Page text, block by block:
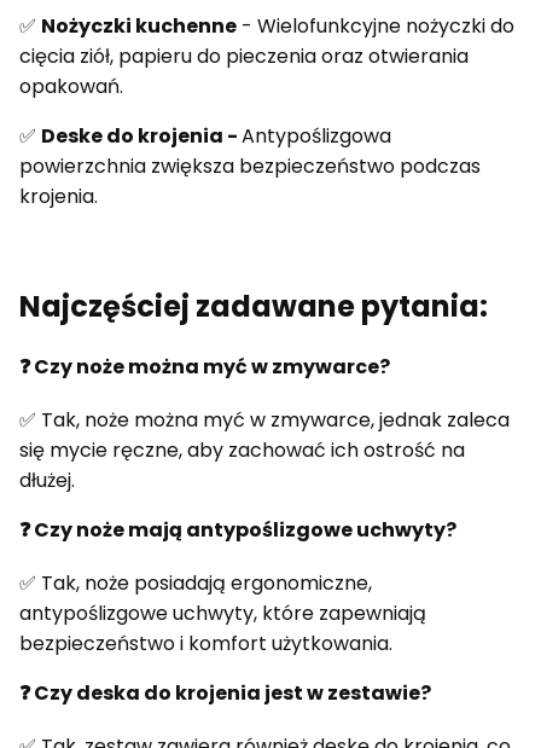
✅ Nożyczki kuchenne - Wielofunkcyjne nożyczki do
cięcia ziół, papieru do pieczenia oraz otwierania
opakowań.
✅ Deske do krojenia -Antypoślizgowa
powierzchnia zwiększa bezpieczeństwo podczas
krojenia.
Najczęściej zadawane pytania:
❓ Czy noże można myć w zmywarce?
✅ Tak, noże można myć w zmywarce, jednak zaleca
się mycie ręczne, aby zachować ich ostrość na
dłużej.
❓ Czy noże mają antypoślizgowe uchwyty?
✅ Tak, noże posiadają ergonomiczne,
antypoślizgowe uchwyty, które zapewniają
bezpieczeństwo i komfort użytkowania.
❓ Czy deska do krojenia jest w zestawie?